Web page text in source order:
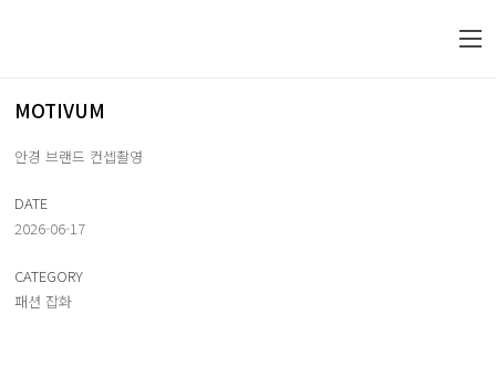
MOTIVUM
안경 브랜드 컨셉촬영
DATE
2026-06-17
CATEGORY
패션 잡화